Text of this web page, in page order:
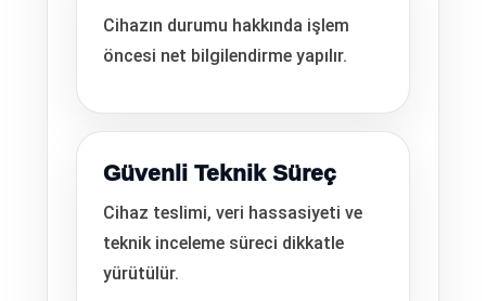
Cihazın durumu hakkında işlem
öncesi net bilgilendirme yapılır.
Güvenli Teknik Süreç
Cihaz teslimi, veri hassasiyeti ve
teknik inceleme süreci dikkatle
yürütülür.